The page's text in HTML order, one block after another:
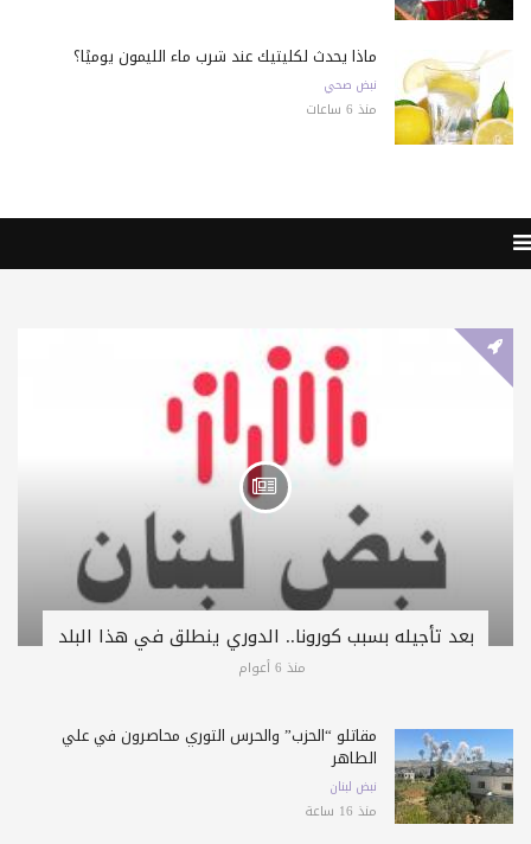
ماذا يحدث لكليتيك عند شرب ماء الليمون يوميًا؟
نبض صحي
منذ 6 ساعات
بعد تأجيله بسبب كورونا.. الدوري ينطلق في هذا البلد
منذ 6 أعوام
مقاتلو “الحزب” والحرس الثوري محاصرون في علي
الطاهر
نبض لبنان
منذ 16 ساعة